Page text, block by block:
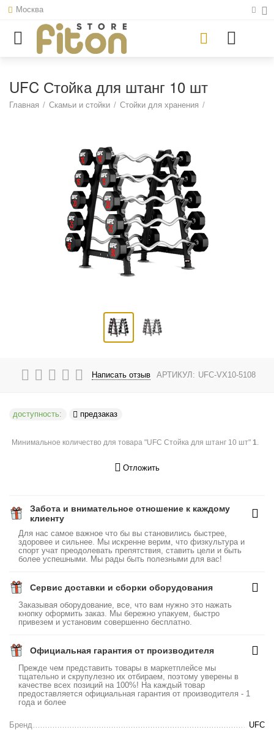
Москва
UFC Стойка для штанг 10 шт
Главная / Скамьи и стойки / Стойки для хранения /
Написать отзыв АРТИКУЛ: UFC-VX10-5108
доступность: предзаказ
Минимальное количество для товара "UFC Стойка для штанг 10 шт"1.
Отложить
Забота и внимательное отношение к каждому
клиенту
Для нас самое важное что бы вы становились быстрее,
здоровее и сильнее. Мы искренне верим, что физкультура и
спорт учат преодолевать препятствия, ставить цели и быть
более успешными. Мы рады быть полезными для вас!
Сервис доставки и сборки оборудования
Заказывая оборудование, все, что вам нужно это нажать
кнопку оформить заказ. Мы бережно упакуем, быстро
привезем и установим совершенно бесплатно.
Официальная гарантия от производителя
Прежде чем представить товары в маркетплейсе мы
тщательно и скрупулезно их отбираем, поэтому уверены в
качестве всех позиций на 100%! На каждый товар
предоставляется официальная гарантия от производителя - 1
года и более
Бренд UFC